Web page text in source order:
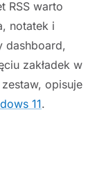
RSS warto
notatek i
zakładek w
opisuje
11.